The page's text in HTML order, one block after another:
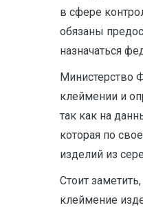
в сфере
обязаны
назначаться
Министерство
клеймении и
так как на
которая по
изделий из
Стоит
клеймение